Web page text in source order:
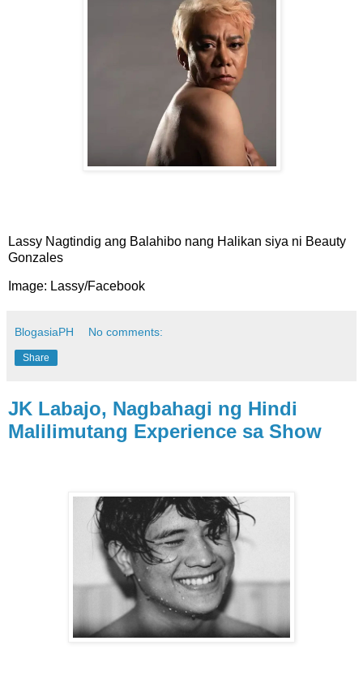
Lassy Nagtindig ang Balahibo nang Halikan siya ni Beauty
Gonzales
Image: Lassy/Facebook
BlogasiaPH No comments:
Share
JK Labajo, Nagbahagi ng Hindi
Malilimutang Experience sa Show